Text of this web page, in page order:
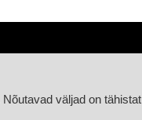
Nõutavad väljad on